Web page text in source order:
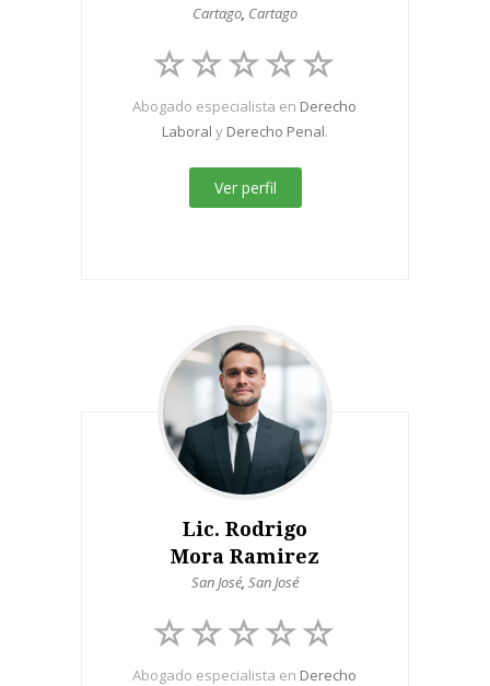
Cartago, Cartago
Abogado especialista en Derecho
Laboral y Derecho Penal.
Ver perfil
Lic. Rodrigo
Mora Ramirez
San José, San José
Abogado especialista en Derecho